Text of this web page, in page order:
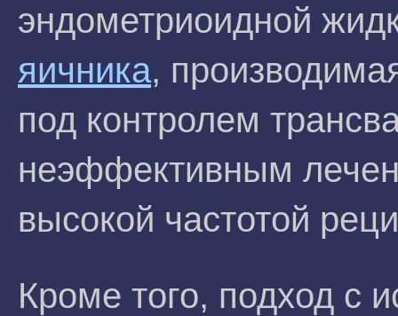
эндометриоидной
яичника,
под контролем
неэффективным
высокой частотой
Кроме того, подход с